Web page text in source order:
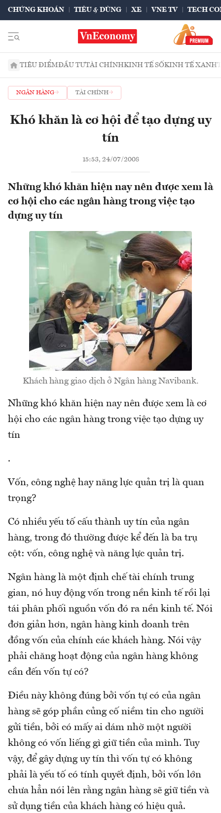
CHỨNG KHOÁN TIÊU & DÙNG XE VNE TV TECH
TIÊU ĐIỂMĐẦU TƯTÀI CHÍNHKINH TẾ SỐKINH TẾ XANH
NGÂN HÀNG TÀI CHÍNH
Khó khăn là cơ hội để tạo dựng uy
tín
15:53, 24/07/2008
Những khó khăn hiện nay nên được xem là
cơ hội cho các ngân hàng trong việc tạo
dựng uy tín
Khách hàng giao dịch ở Ngân hàng Navibank.
Những khó khăn hiện nay nên được xem là cơ
hội cho các ngân hàng trong việc tạo dựng uy
tín
.
Vốn, công nghệ hay năng lực quản trị là quan
trọng?
Có nhiều yếu tố cấu thành uy tín của ngân
hàng, trong đó thường được kể đến là ba trụ
cột: vốn, công nghệ và năng lực quản trị.
Ngân hàng là một định chế tài chính trung
gian, nó huy động vốn trong nền kinh tế rồi lại
tái phân phối nguồn vốn đó ra nền kinh tế. Nói
đơn giản hơn, ngân hàng kinh doanh trên
đồng vốn của chính các khách hàng. Nói vậy
phải chăng hoạt động của ngân hàng không
cần đến vốn tự có?
Điều này không đúng bởi vốn tự có của ngân
hàng sẽ góp phần củng cố niềm tin cho người
gửi tiền, bởi có mấy ai dám nhờ một người
không có vốn liếng gì giữ tiền của mình. Tuy
vậy, để gây dựng uy tín thì vốn tự có không
phải là yếu tố có tính quyết định, bởi vốn lớn
chưa hẳn nói lên rằng ngân hàng sẽ giữ tiền và
sử dụng tiền của khách hàng có hiệu quả.